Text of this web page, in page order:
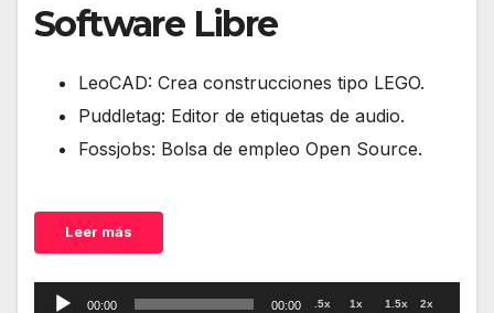
Software Libre
LeoCAD: Crea construcciones tipo LEGO.
Puddletag: Editor de etiquetas de audio.
Fossjobs: Bolsa de empleo Open Source.
Leer más
Reproductor
00:00 00:00 .5x 1x 1.5x 2x